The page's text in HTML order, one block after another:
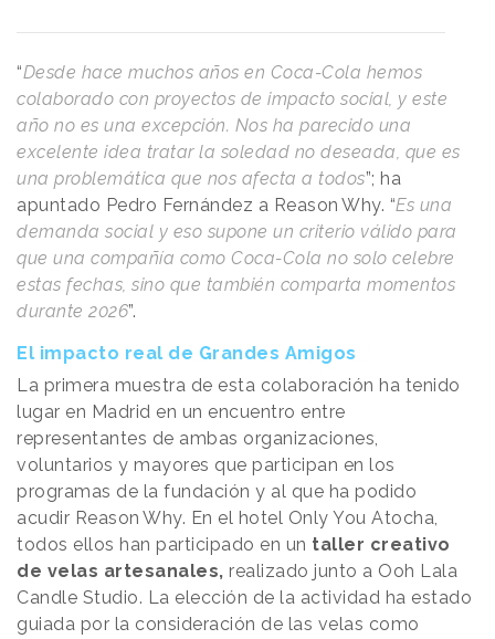
“Desde hace muchos años en Coca-Cola hemos
colaborado con proyectos de impacto social, y este
año no es una excepción. Nos ha parecido una
excelente idea tratar la soledad no deseada, que es
una problemática que nos afecta a todos”; ha
apuntado Pedro Fernández a Reason Why. “Es una
demanda social y eso supone un criterio válido para
que una compañía como Coca-Cola no solo celebre
estas fechas, sino que también comparta momentos
durante 2026”.
El impacto real de Grandes Amigos
La primera muestra de esta colaboración ha tenido
lugar en Madrid en un encuentro entre
representantes de ambas organizaciones,
voluntarios y mayores que participan en los
programas de la fundación y al que ha podido
acudir Reason Why. En el hotel Only You Atocha,
todos ellos han participado en un taller creativo
de velas artesanales, realizado junto a Ooh Lala
Candle Studio. La elección de la actividad ha estado
guiada por la consideración de las velas como